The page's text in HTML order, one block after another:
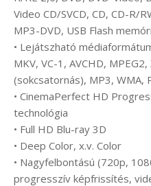
Video CD/SVCD, CD, CD-R/
MP3-DVD, USB Flash
• Lejátszható
MKV, VC-1, AVCHD,
(sokcsatornás), MP3, WMA,
• CinemaPerfect HD
technológia
• Full HD Blu-ray 3D
• Deep Color, x.v. Color
• Nagyfelbontású (720p,
progresszív képfrissítés,